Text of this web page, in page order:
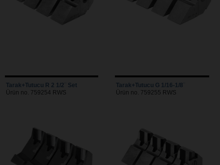
Tarak+Tutucu R 2 1/2¨ Set
Ürün no. 759254 RWS
Tarak+Tutucu G 1/16-1/8¨
Ürün no. 759255 RWS